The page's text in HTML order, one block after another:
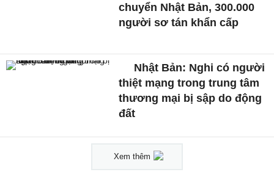
chuyển Nhật Bản, 300.000
người sơ tán khẩn cấp
Nhật Bản: Nghi có người
thiệt mạng trong trung tâm
thương mại bị sập do động
đất
Xem thêm